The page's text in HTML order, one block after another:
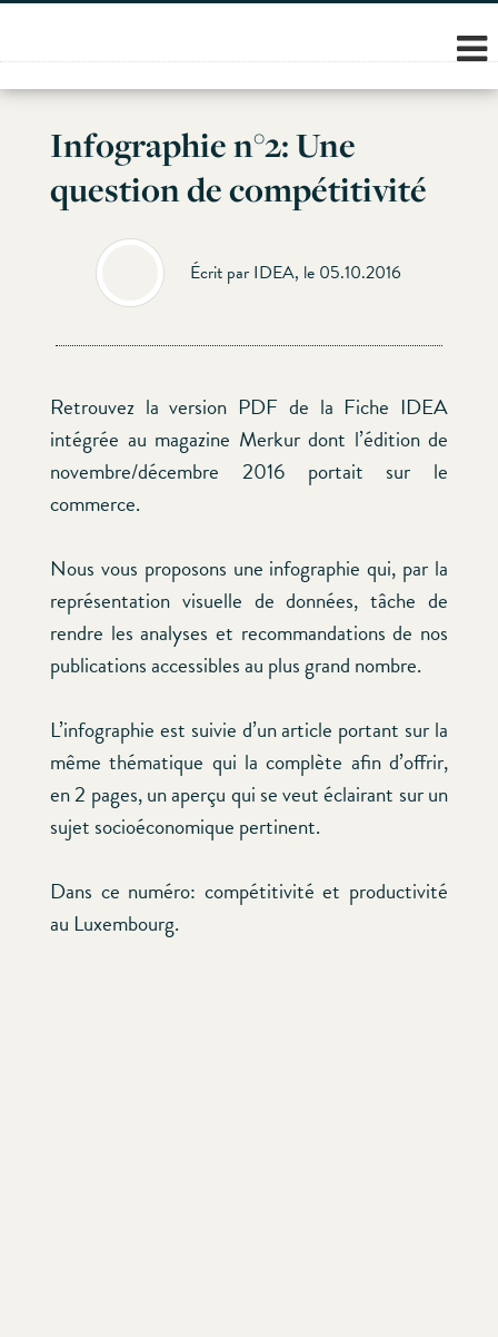
Skip
content
Infographie n°2: Une
question de compétitivité
Écrit par IDEA, le 05.10.2016
Retrouvez la version PDF de la Fiche IDEA
intégrée au magazine Merkur dont l’édition de
novembre/décembre 2016 portait sur le
commerce.
Nous vous proposons une infographie qui, par la
représentation visuelle de données, tâche de
rendre les analyses et recommandations de nos
publications accessibles au plus grand nombre.
L’infographie est suivie d’un article portant sur la
même thématique qui la complète afin d’offrir,
en 2 pages, un aperçu qui se veut éclairant sur un
sujet socioéconomique pertinent.
Dans ce numéro: compétitivité et productivité
au Luxembourg.